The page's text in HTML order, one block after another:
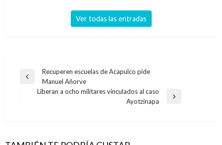
Ver todas las entradas
Navegación
Entrada
anterior
Recuperen escuelas de Acapulco pide
Manuel Añorve
Liberan a ocho militares vinculados al caso
Ayotzinapa